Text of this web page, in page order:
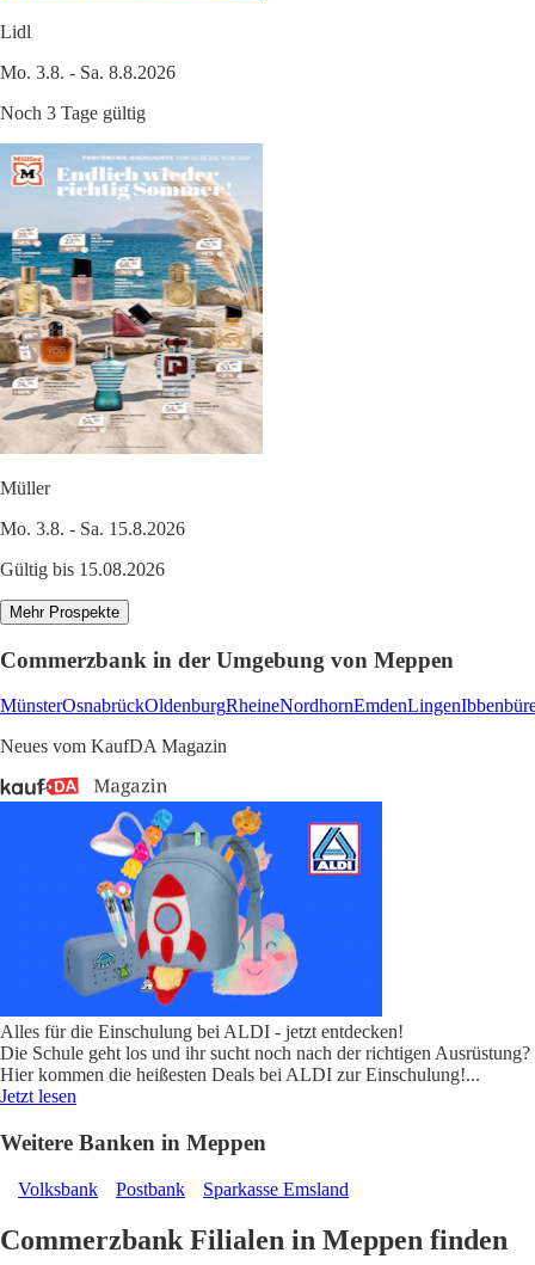
Lidl
Mo. 3.8. - Sa. 8.8.2026
Noch 3 Tage gültig
Müller
Mo. 3.8. - Sa. 15.8.2026
Gültig bis 15.08.2026
Mehr Prospekte
Commerzbank in der Umgebung von Meppen
MünsterOsnabrückOldenburgRheineNordhornEmdenLingen
Neues vom KaufDA Magazin
Alles für die Einschulung bei ALDI - jetzt entdecken!
Die Schule geht los und ihr sucht noch nach der richtigen Ausrüstung?
Hier kommen die heißesten Deals bei ALDI zur Einschulung!...
Jetzt lesen
Weitere Banken in Meppen
Volksbank Postbank Sparkasse Emsland
Commerzbank Filialen in Meppen finden